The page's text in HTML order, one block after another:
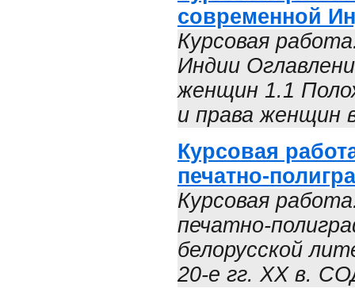
современной
Курсовая
Индии
женщин 1.1
и права женщин
Курсовая
печатно-
Курсовая
печатно-
белорусской
20-е гг. XX в.